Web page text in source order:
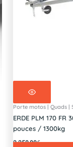
Porte motos | Quads |
ERDE PLM 170 FR
pouces / 1300kg
2 250,00€